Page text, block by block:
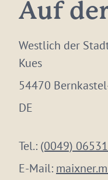
Auf
Westlich der
Kues
54470
DE
Tel.: (0049)
E-Mail: